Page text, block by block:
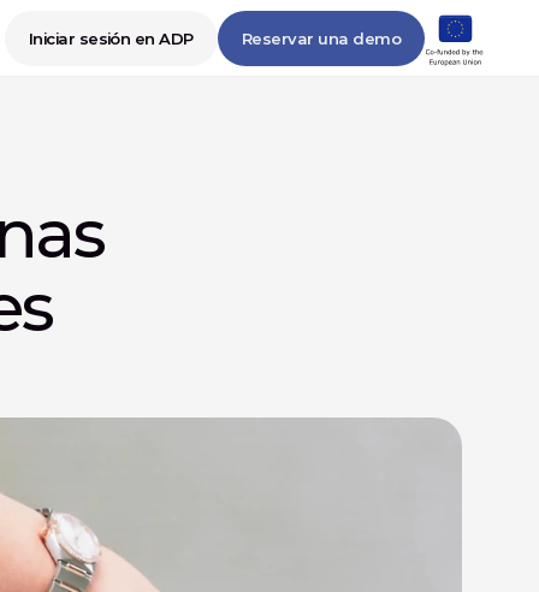
Iniciar sesión en ADP Reservar una demo